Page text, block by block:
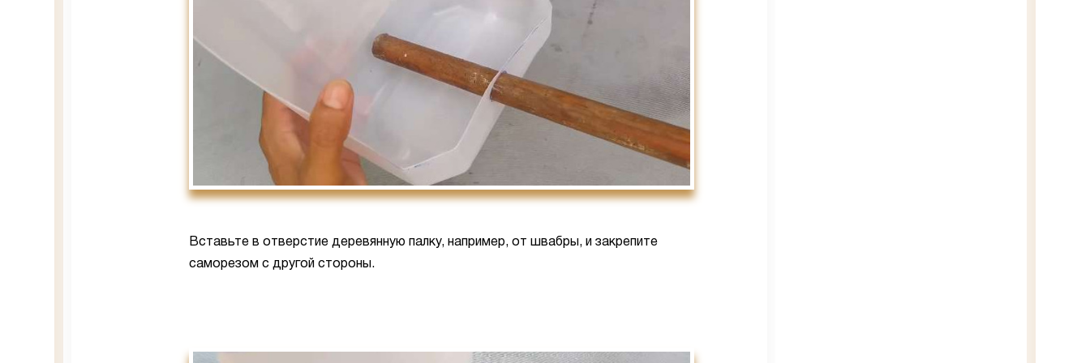
Вставьте в отверстие деревянную палку, например, от швабры, и закрепите
саморезом с другой стороны.